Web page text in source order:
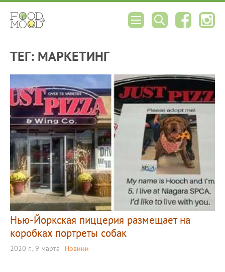
ТЕГ: МАРКЕТИНГ
Нью-Йоркская пиццерия размещает на
коробках портреты собак
2020 г., 9 марта Новини